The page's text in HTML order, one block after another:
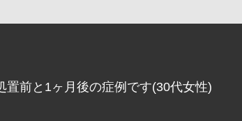
前と1ヶ月後の症例です(30代女性)